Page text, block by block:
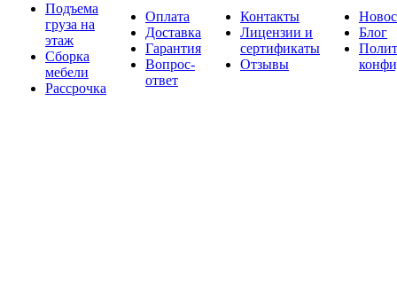
Подъема
груза на
этаж
Сборка
мебели
Рассрочка
Оплата
Доставка
Гарантия
Вопрос-
ответ
Контакты
Лицензии и
сертификаты
Отзывы
Блог